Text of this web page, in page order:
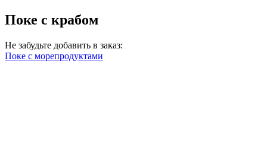
Поке с крабом
Не забудьте добавить в заказ:
Поке с морепродуктами